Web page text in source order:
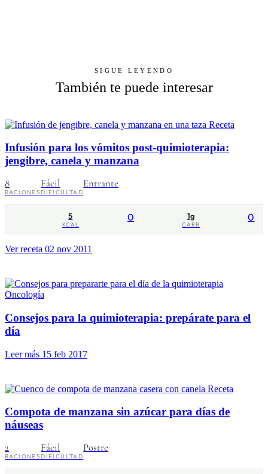
SIGUE LEYENDO
También te puede interesar
Receta
Infusión para los vómitos post-quimioterapia:
jengibre, canela y manzana
8
RACIONES
Fácil
DIFICULTAD
Entrante
5
KCAL
0 1g
CARB
0
Ver receta 02 nov 2011
Oncología
Consejos para la quimioterapia: prepárate para el
día
Leer más 15 feb 2017
Receta
Compota de manzana sin azúcar para días de
náuseas
2
RACIONES
Fácil
DIFICULTAD
Postre